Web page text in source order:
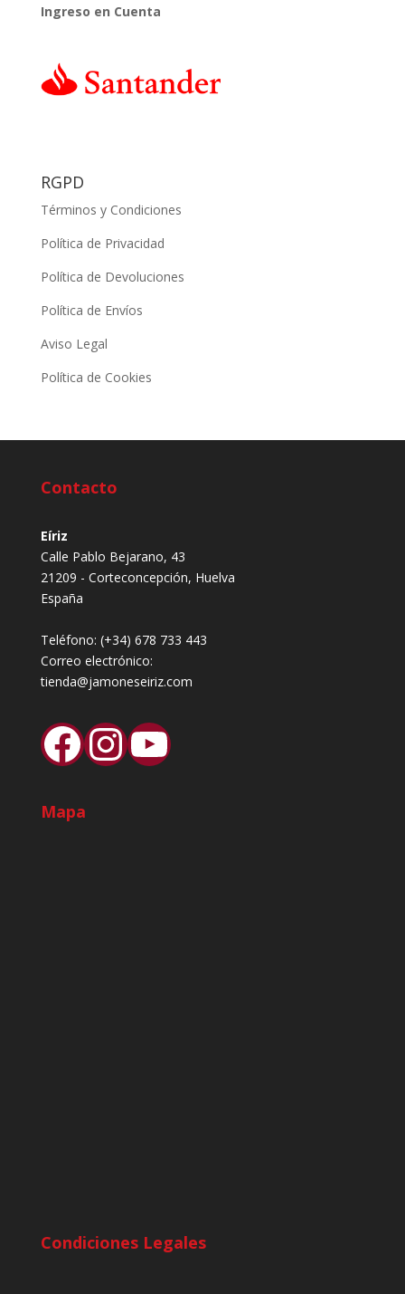
Ingreso en Cuenta
RGPD
Términos y Condiciones
Política de Privacidad
Política de Devoluciones
Política de Envíos
Aviso Legal
Política de Cookies
Contacto
Eíriz
Calle Pablo Bejarano, 43
21209 - Corteconcepción, Huelva
España
Teléfono: (+34) 678 733 443
Correo electrónico:
tienda@jamoneseiriz.com
Facebook
Instagram
YouTube
Mapa
Condiciones Legales